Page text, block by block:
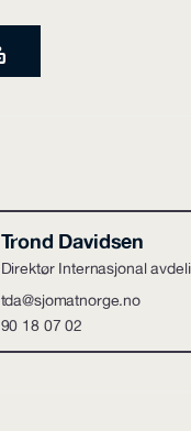
Trond Davidsen
Direktør Internasjonal
tda@sjomatnorge.no
90 18 07 02